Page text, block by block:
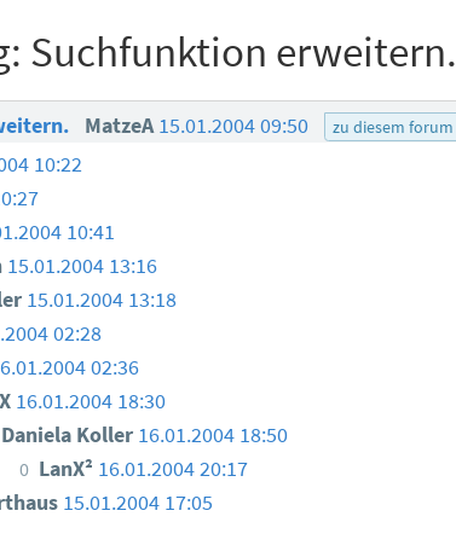
Suchfunktion erweitern.
MatzeA15.01.2004 09:50 zu diesem forum
10:22
10:41
15.01.2004 13:16
15.01.2004 13:18
02:28
02:36
16.01.2004 18:30
Daniela Koller 16.01.2004 18:50
0 LanX² 16.01.2004 20:17
15.01.2004 17:05